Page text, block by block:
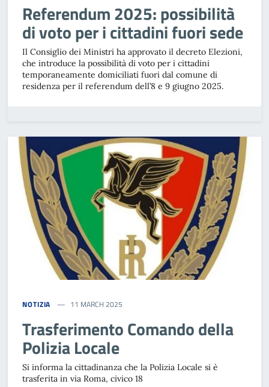
Referendum 2025: possibilità
di voto per i cittadini fuori sede
Il Consiglio dei Ministri ha approvato il decreto Elezioni,
che introduce la possibilità di voto per i cittadini
temporaneamente domiciliati fuori dal comune di
residenza per il referendum dell’8 e 9 giugno 2025.
NOTIZIA 11 MARCH 2025
Trasferimento Comando della
Polizia Locale
Si informa la cittadinanza che la Polizia Locale si è
trasferita in via Roma, civico 18